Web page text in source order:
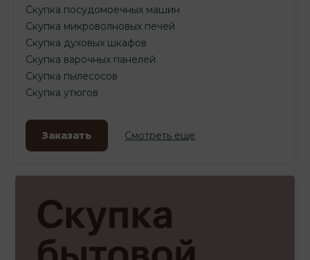
Скупка посудомоечных машин
Скупка микроволновых печей
Скупка духовых шкафов
Скупка варочных панелей
Скупка пылесосов
Скупка утюгов
Заказать Смотреть еще